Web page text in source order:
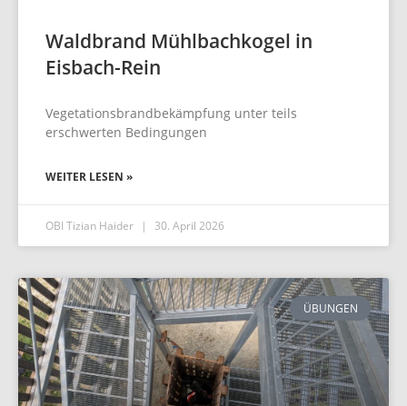
Waldbrand Mühlbachkogel in
Eisbach-Rein
Vegetationsbrandbekämpfung unter teils
erschwerten Bedingungen
WEITER LESEN »
OBI Tizian Haider 30. April 2026
ÜBUNGEN